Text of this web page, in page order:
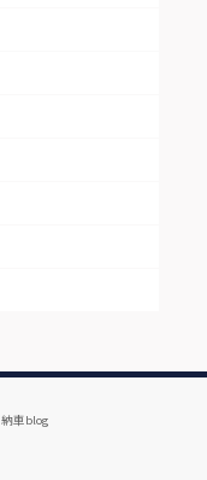
納車blog